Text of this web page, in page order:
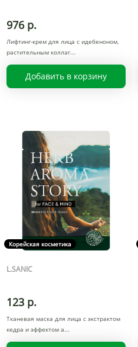
976 р.
Лифтинг-крем для лица с идебеноном,
растительным коллаг
Добавить в корзину
Корейская косметика
L.SANIC
123 р.
Тканевая маска для лица с экстрактом
кедра и эффектом а